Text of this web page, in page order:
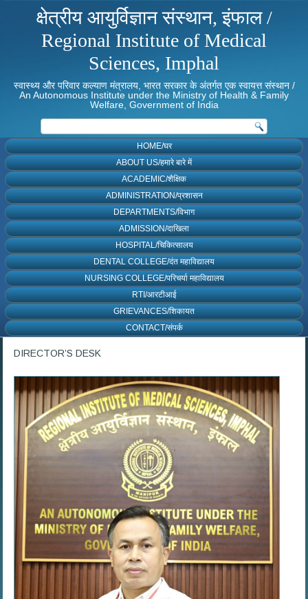
क्षेत्रीय आयुर्विज्ञान संस्थान, इंफाल /
Regional Institute of Medical
Sciences, Imphal
स्वास्थ्य और परिवार कल्याण मंत्रालय, भारत सरकार के अंतर्गत एक स्वायत्त संस्थान /
An Autonomous Institute under the Ministry of Health & Family
Welfare, Government of India
HOME/घर
ABOUT US/हमारे बारे में
ACADEMIC/शैक्षिक
ADMINISTRATION/प्रशासन
DEPARTMENTS/विभाग
ADMISSION/दाखिला
HOSPITAL/चिकित्सालय
DENTAL COLLEGE/दंत महाविद्यालय
NURSING COLLEGE/परिचर्या महाविद्यालय
RTI/आरटीआई
GRIEVANCES/शिकायत
CONTACT/संपर्क
DIRECTOR’S DESK